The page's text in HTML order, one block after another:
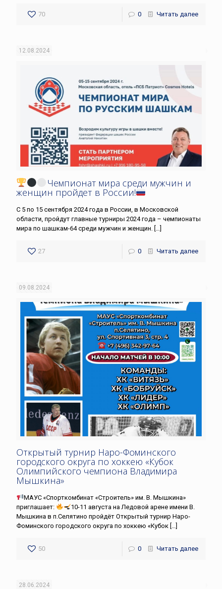
70 0 Читать далее
12.08.2024
Чемпионат мира среди мужчин и
женщин пройдет в России!
С 5 по 15 сентября 2024 года в России, в Московской
области, пройдут главные турниры 2024 года – чемпионаты
мира по шашкам-64 среди мужчин и женщин.
27 0 Читать далее
09.08.2024
Открытый турнир Наро-Фоминского
городского округа по хоккею «Кубок
Олимпийского чемпиона Владимира
Мышкина»
МАУС «Спорткомбинат «Строитель» им. В. Мышкина»
приглашает:
10-11 августа на Ледовой арене имени В.
Мышкина в п.Селятино пройдёт Открытый турнир Наро-
Фоминского городского округа по хоккею «Кубок […]
50 0 Читать далее
28.06.2024